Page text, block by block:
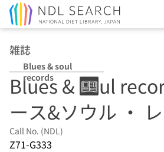
雑誌
Blues & soul
records
Blues & soul
ース&ソウル ・
Call No. (NDL)
Z71-G333